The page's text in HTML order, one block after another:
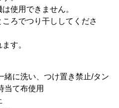
使用できません。
ろでつり干ししてくださ
す。
緒に洗い、つけ置き禁止/タン
当て布使用